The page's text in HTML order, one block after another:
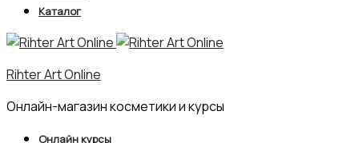
Каталог
Rihter Art Online
Онлайн-магазин косметики и курсы
Онлайн курсы